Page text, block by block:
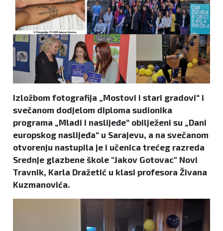
Zanimljivosti
Izložbom fotografija „Mostovi i stari gradovi“ i
svečanom dodjelom diploma sudionika
programa „Mladi i naslijeđe“ obilježeni su „Dani
europskog naslijeđa“ u Sarajevu, a na svečanom
otvorenju nastupila je i učenica trećeg razreda
Srednje glazbene škole "Jakov Gotovac" Novi
Travnik, Karla Dražetić u klasi profesora Živana
Kuzmanovića.